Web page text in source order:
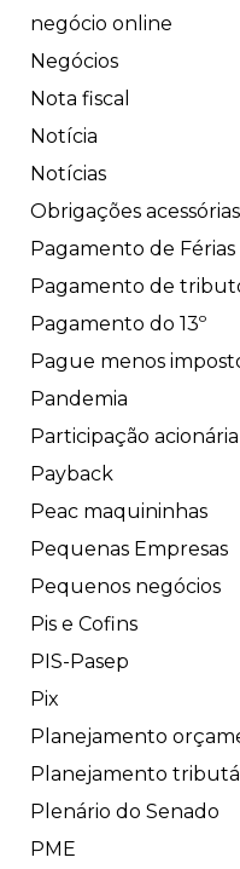
negócio online
Negócios
Nota fiscal
Notícia
Notícias
Obrigações acessórias
Pagamento de Férias
Pagamento de
Pagamento do 13º
Pague menos
Pandemia
Participação acionária
Payback
Peac maquininhas
Pequenas Empresas
Pequenos negócios
Pis e Cofins
PIS-Pasep
Pix
Planejamento
Planejamento
Plenário do Senado
PME